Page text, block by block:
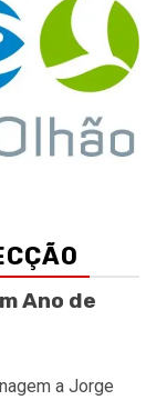
Ano de
a Jorge